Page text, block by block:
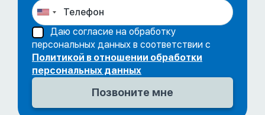
Даю согласие на обработку
персональных данных в соответствии с
Политикой в отношении обработки
персональных данных